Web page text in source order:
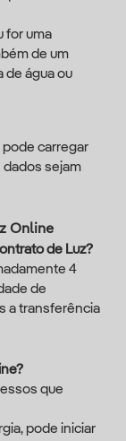
for uma
de um
de água ou
carregar
dados sejam
Online
de Luz?
4
de
a transferência
que
pode iniciar